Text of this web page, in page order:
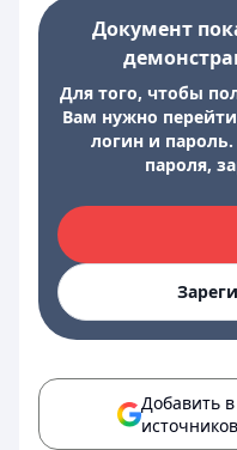
Документ
Для того, чтобы
Вам нужно
логин и пароль.
пароля,
Добавить